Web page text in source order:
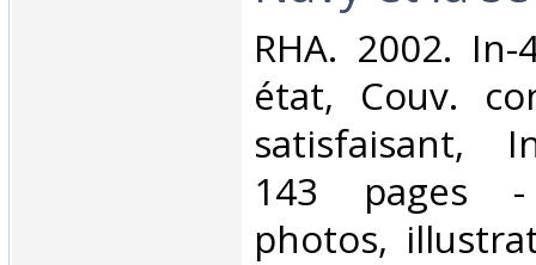
‎RHA. 2002.
état, Couv.
satisfaisant,
143 pages -
photos,